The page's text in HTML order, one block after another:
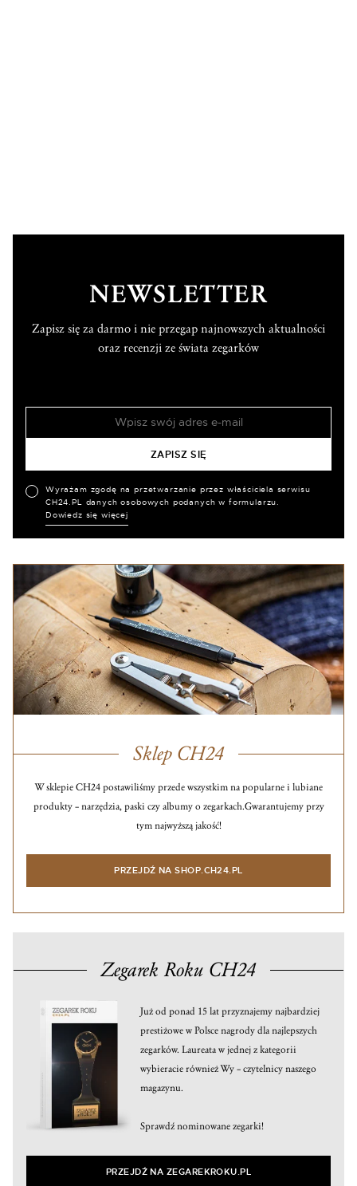
NEWSLETTER
Zapisz się za darmo i nie przegap najnowszych aktualności
oraz recenzji ze świata zegarków
Wyrażam zgodę na przetwarzanie przez właściciela serwisu
CH24.PL danych osobowych podanych w formularzu.
Dowiedz się więcej
Sklep CH24
W sklepie CH24 postawiliśmy przede wszystkim na popularne i lubiane
produkty – narzędzia, paski czy albumy o zegarkach.Gwarantujemy przy
tym najwyższą jakość!
PRZEJDŹ NA SHOP.CH24.PL
Zegarek Roku CH24
Już od ponad 15 lat przyznajemy najbardziej
prestiżowe w Polsce nagrody dla najlepszych
zegarków. Laureata w jednej z kategorii
wybieracie również Wy – czytelnicy naszego
magazynu.
Sprawdź nominowane zegarki!
PRZEJDŹ NA ZEGAREKROKU.PL